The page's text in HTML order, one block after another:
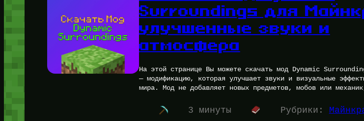
Surroundings для
улучшенные звуки и
атмосфера
На этой странице Вы можете скачать мод Dynamic
— модификацию, которая улучшает звуки и визуальные
мира. Мод не добавляет новых предметов, мобов или
3 минуты Рубрики: